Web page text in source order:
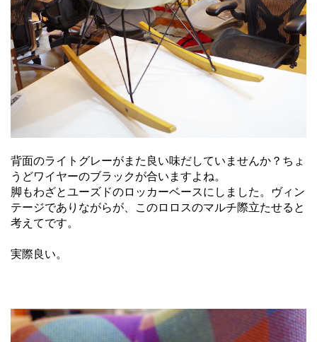
背面のライトグレーがまた良い味だしていませんか？ちょ
うどワイヤーのブラックが合いますよね。
脚もわざとユーズドのロッカーベースにしました。ヴィン
テージでありながらが、このロロスのマルチ際立たせると
考えてです。
実際良い。